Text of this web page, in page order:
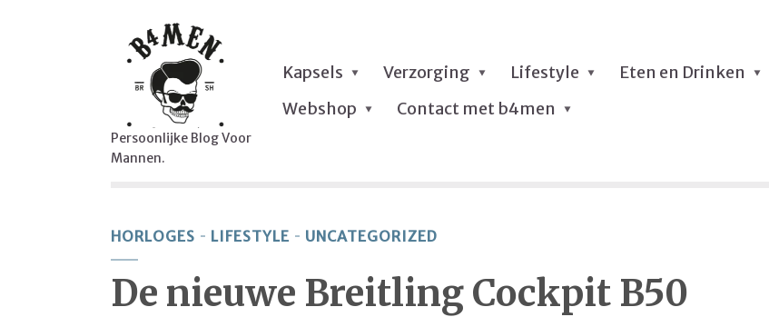
Persoonlijke Blog Voor
Mannen.
Kapsels Verzorging Lifestyle Eten en Drinken
Webshop
Contact met b4men
HORLOGES LIFESTYLE UNCATEGORIZED
De nieuwe Breitling Cockpit B50